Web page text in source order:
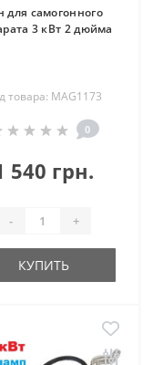
для самогонного
3 кВт 2 дюйма
товара: MAG1173
0
540 грн.
- +
КУПИТЬ